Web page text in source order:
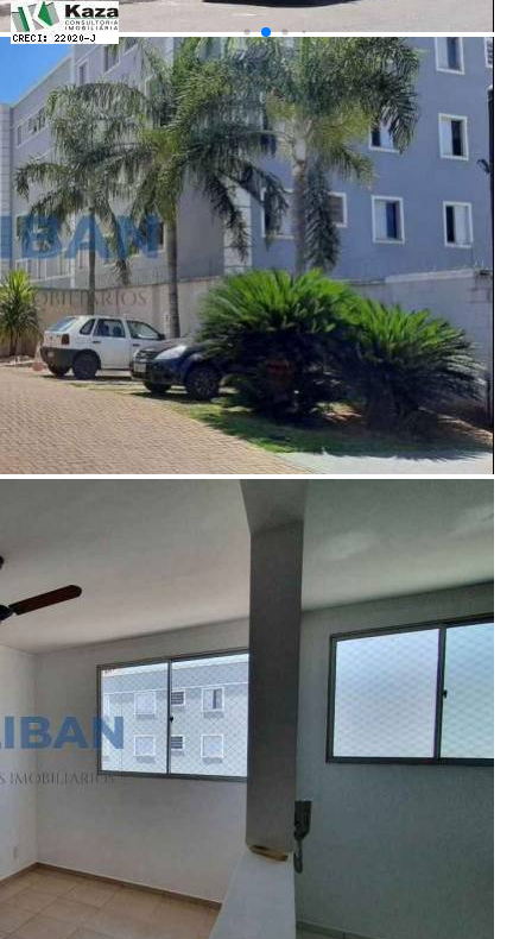
Últimos Imóveis Visitados
venda
Ver Detalhes
R$ 150.000
Apartamento
Jardim Terra Branca
2 Quartos
1 Banheiro
Encontre um Imóvel
Imóveis Adicionados Recentemente
Imóveis que Aceitam Financiamento
Imobiliárias e Corretores